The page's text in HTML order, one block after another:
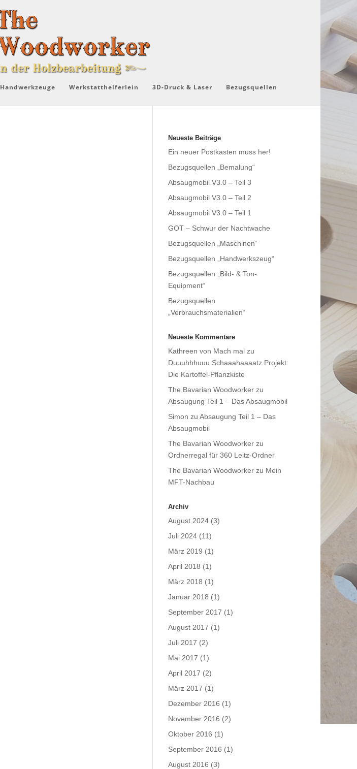
Handwerkzeuge Werkstatthelferlein 3D-Druck & Laser Bezugsquellen
Neueste Beiträge
Ein neuer Postkasten muss her!
Bezugsquellen „Bemalung“
Absaugmobil V3.0 – Teil 3
Absaugmobil V3.0 – Teil 2
Absaugmobil V3.0 – Teil 1
GOT – Schwur der Nachtwache
Bezugsquellen „Maschinen“
Bezugsquellen „Handwerkszeug“
Bezugsquellen „Bild- & Ton-
Equipment“
Bezugsquellen
„Verbrauchsmaterialien“
Neueste Kommentare
Kathreen von Mach mal zu
Duuuhhhuuu Schaaahaaaatz Projekt:
Die Kartoffel-Pflanzkiste
The Bavarian Woodworker zu
Absaugung Teil 1 – Das Absaugmobil
Simon zu Absaugung Teil 1 – Das
Absaugmobil
The Bavarian Woodworker zu
Ordnerregal für 360 Leitz-Ordner
The Bavarian Woodworker zu Mein
MFT-Nachbau
Archiv
August 2024 (3)
Juli 2024 (11)
März 2019 (1)
April 2018 (1)
März 2018 (1)
Januar 2018 (1)
September 2017 (1)
August 2017 (1)
Juli 2017 (2)
Mai 2017 (1)
April 2017 (2)
März 2017 (1)
Dezember 2016 (1)
November 2016 (2)
Oktober 2016 (1)
September 2016 (1)
August 2016 (3)